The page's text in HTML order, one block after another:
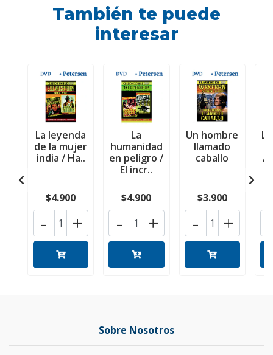
También te puede
interesar
La leyenda
de la mujer
india / Ha..
$4.900
+
-
La
humanidad
en peligro /
El incr..
$4.900
+
-
Un hombre
llamado
caballo
$3.900
+
-
/
Sobre Nosotros